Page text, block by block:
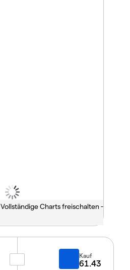
Vollständige Charts freischalten -
Kauf
61.43